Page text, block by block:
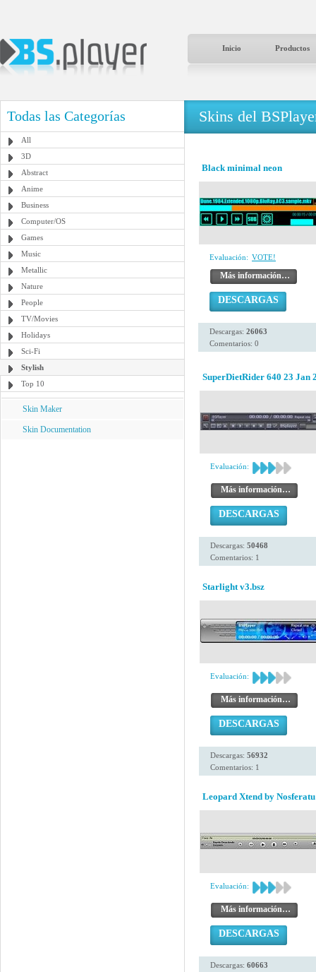
Inicio Productos
Todas las Categorías
All
3D
Abstract
Anime
Business
Computer/OS
Games
Music
Metallic
Nature
People
TV/Movies
Holidays
Sci-Fi
Stylish
Top 10
Skin Maker
Skin Documentation
Skins del
Black minimal neon
Evaluación: VOTE!
Más información…
DESCARGAS
Descargas: 26063
Comentarios: 0
SuperDietRider 640 23 Jan
Evaluación:
Más información…
DESCARGAS
Descargas: 50468
Comentarios: 1
Starlight v3.bsz
Evaluación:
Más información…
DESCARGAS
Descargas: 56932
Comentarios: 1
Leopard Xtend by
Evaluación:
Más información…
DESCARGAS
Descargas: 60663